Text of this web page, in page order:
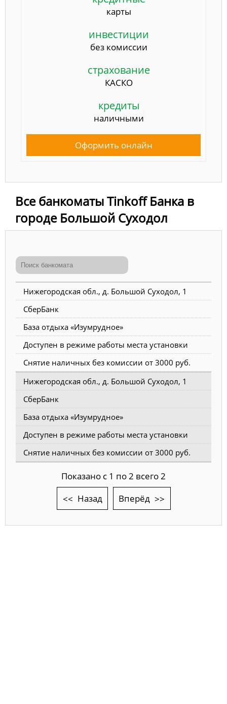
карты
инвестиции
без комиссии
страхование
КАСКО
кредиты
наличными
Оформить онлайн
Все банкоматы Tinkoff Банка в
городе Большой Суходол
Нижегородская обл., д. Большой Суходол, 1
СберБанк
База отдыха «Изумрудное»
Доступен в режиме работы места установки
Снятие наличных без комиссии от 3000 руб.
Нижегородская обл., д. Большой Суходол, 1
СберБанк
База отдыха «Изумрудное»
Доступен в режиме работы места установки
Снятие наличных без комиссии от 3000 руб.
Показано с 1 по 2 всего 2
Назад
Вперёд